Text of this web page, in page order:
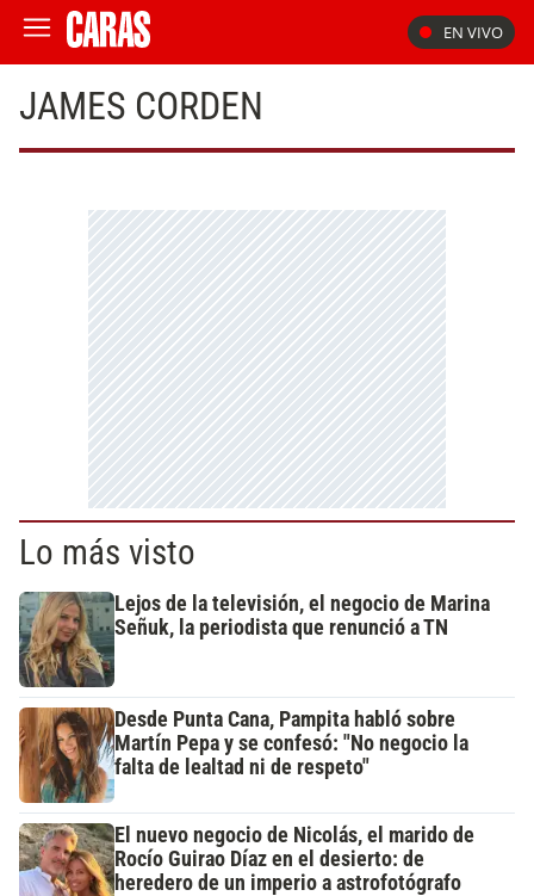
EN VIVO
JAMES CORDEN
Lo más visto
Lejos de la televisión, el negocio de Marina
Señuk, la periodista que renunció a TN
Desde Punta Cana, Pampita habló sobre
Martín Pepa y se confesó: "No negocio la
falta de lealtad ni de respeto"
El nuevo negocio de Nicolás, el marido de
Rocío Guirao Díaz en el desierto: de
heredero de un imperio a astrofotógrafo